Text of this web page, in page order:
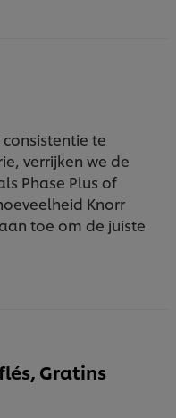
te
verrijken we de
Phase Plus of
Knorr
toe om de juiste
Gratins